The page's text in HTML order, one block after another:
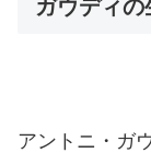
ガウディの
アントニ・ガ